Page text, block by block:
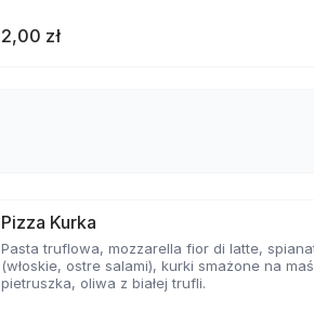
2,00 zł
Pizza Kurka
Pasta truflowa, mozzarella fior di latte,
(włoskie, ostre salami), kurki smażone na
pietruszka, oliwa z białej trufli.